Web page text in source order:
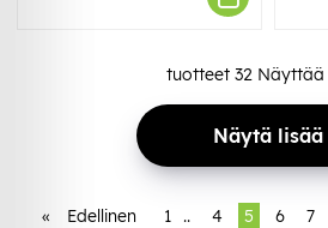
tuotteet 32 Näyttää
Näytä lisää
« Edellinen 1 .. 4 5 6 7